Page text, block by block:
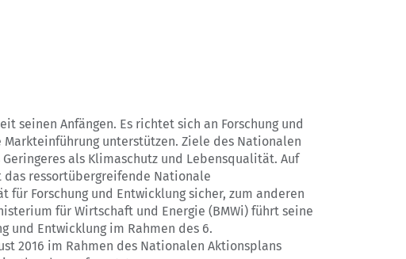
seinen Anfängen. Es richtet sich an Forschung und
unterstützen. Ziele des Nationalen
als Klimaschutz und Lebensqualität. Auf
das ressortübergreifende Nationale
Forschung und Entwicklung sicher, zum anderen
für Wirtschaft und Energie (BMWi) führt seine
und Entwicklung im Rahmen des 6.
2016 im Rahmen des Nationalen Aktionsplans